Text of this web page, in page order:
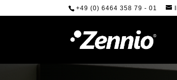
+49 (0) 6464 358 79 - 01